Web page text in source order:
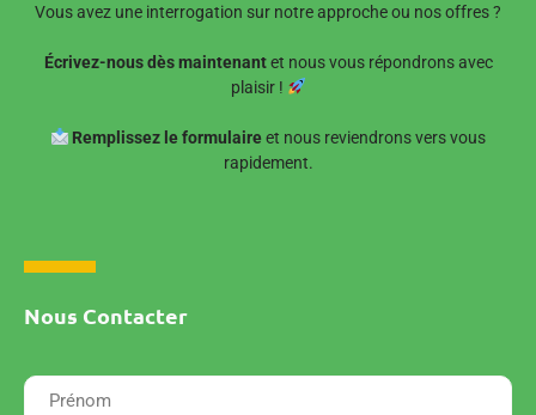
Vous avez une interrogation sur notre approche ou nos offres ?
Écrivez-nous dès maintenantet nous vous répondrons avec
plaisir !
Remplissez le formulaireet nous reviendrons vers vous
rapidement.
Nous Contacter